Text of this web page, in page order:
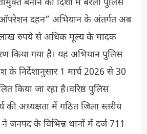
बनाने की दिशा में बरेली पुलिस
“ऑपरेशन दहन” अभियान के अंतर्गत अब
रुपये से अधिक मूल्य के मादक
किया गया है। यह अभियान पुलिस
के निर्देशानुसार 1 मार्च 2026 से 30
किया जा रहा है।वरिष्ठ पुलिस
अध्यक्षता में गठित जिला स्तरीय
जनपद के विभिन्न थानों में दर्ज 711